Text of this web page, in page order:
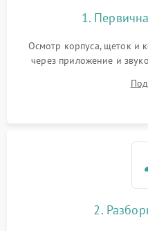
1.
Осмотр корпуса, щеток и
через приложение и
аккумулятора и
Оценка работы лидара,
2.